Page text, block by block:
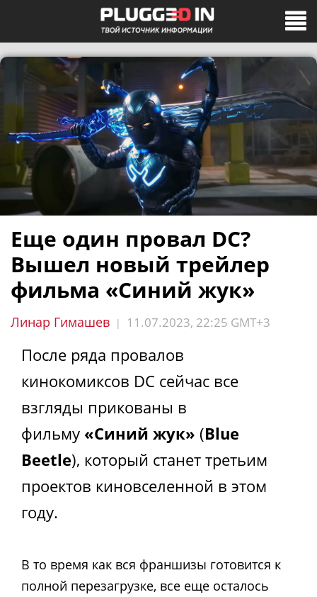
Еще один провал DC?
Вышел новый трейлер
фильма «Синий жук»
Линар Гимашев | 11.07.2023, 22:25 GMT+3
После ряда провалов
кинокомиксов DC сейчас все
взгляды прикованы в
фильму «Синий жук» (Blue
Beetle), который станет третьим
проектов киновселенной в этом
году.
В то время как вся франшизы готовится к
полной перезагрузке, все еще осталось